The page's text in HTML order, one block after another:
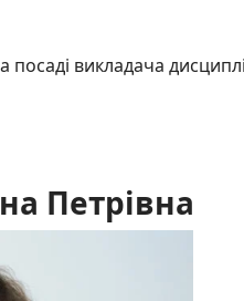
викладача
Петрівна